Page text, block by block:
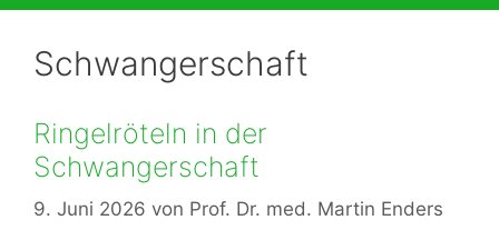
Schwangerschaft
Ringelröteln in der
Schwangerschaft
9. Juni 2026 von Prof. Dr. med. Martin Enders